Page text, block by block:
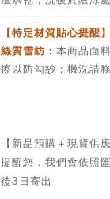
【特定材質貼心提醒】
絲質雪紡： 本商品面
擦以防勾紗；機洗請
【新品預購＋現貨供應
提醒您．我們會依照
後3日寄出